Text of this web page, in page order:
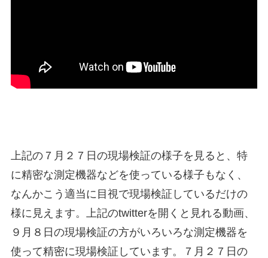
上記の７月２７日の現場検証の様子を見ると、特
に精密な測定機器などを使っている様子もなく、
なんかこう適当に目視で現場検証しているだけの
様に見えます。上記のtwitterを開くと見れる動画、
９月８日の現場検証の方がいろいろな測定機器を
使って精密に現場検証しています。７月２７日の